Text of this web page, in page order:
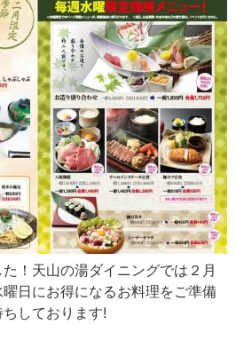
！天山の湯ダイニングでは２月
日にお得になるお料理をご準備
しております!